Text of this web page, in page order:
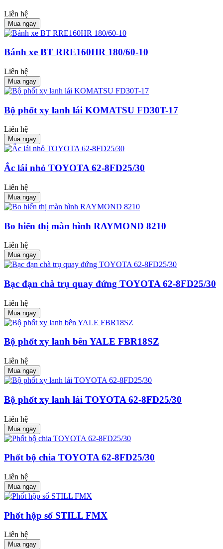
Liên hệ
Mua ngay
Bánh xe BT RRE160HR 180/60-10
Liên hệ
Mua ngay
Bộ phốt xy lanh lái KOMATSU FD30T-17
Liên hệ
Mua ngay
Ắc lái nhỏ TOYOTA 62-8FD25/30
Liên hệ
Mua ngay
Bo hiển thị màn hình RAYMOND 8210
Liên hệ
Mua ngay
Bạc đạn chà trụ quay đứng TOYOTA 62-8FD25/30
Liên hệ
Mua ngay
Bộ phốt xy lanh bên YALE FBR18SZ
Liên hệ
Mua ngay
Bộ phốt xy lanh lái TOYOTA 62-8FD25/30
Liên hệ
Mua ngay
Phốt bộ chia TOYOTA 62-8FD25/30
Liên hệ
Mua ngay
Phốt hộp số STILL FMX
Liên hệ
Mua ngay